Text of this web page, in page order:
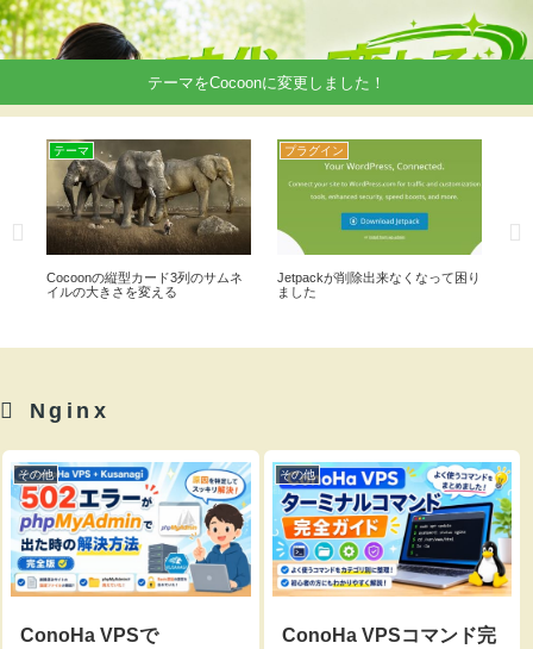
テーマをCocoonに変更しました！
テーマ
Cocoonの縦型カード3列のサムネ
イルの大きさを変える
プラグイン
Jetpackが削除出来なくなって困り
ました
Nginx
その他
ConoHa VPSで
その他
ConoHa VPSコマンド完